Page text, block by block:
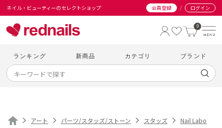
ネイル・ビューティーのセレクトショップ 会員登録 / ログイン
0
ランキング 新商品 カテゴリ ブランド
アート パーツ/スタッズ/ストーン スタッズ Nail Labo